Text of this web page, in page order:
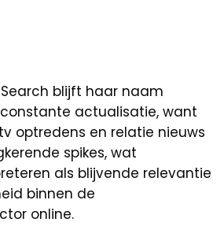
blijft haar naam
actualisatie, want
optredens en relatie nieuws
spikes, wat
als blijvende relevantie
binnen de
online.